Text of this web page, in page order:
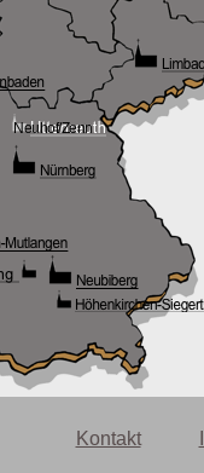
Neuhof/Zenn
Kontakt